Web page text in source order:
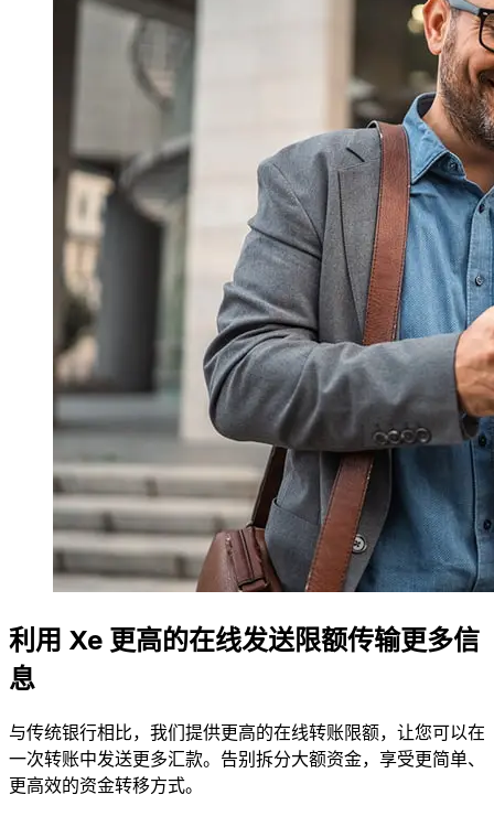
利用 Xe 更高的在线发送限额传输更多信
息
与传统银行相比，我们提供更高的在线转账限额，让您可以在
一次转账中发送更多汇款。告别拆分大额资金，享受更简单、
更高效的资金转移方式。